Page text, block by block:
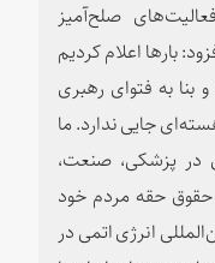
صلح‌آمیز
بارها اعلام کردیم
بنا به فتوای رهبری
جایی ندارد. ما
در پزشکی، صنعت،
حقه مردم خود
آژانس بین‌المللی انرژی اتمی در